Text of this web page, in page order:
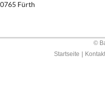
Fürth
©
Startseite
Kontakt